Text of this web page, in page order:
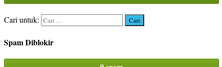
Cari untuk:
Spam Diblokir